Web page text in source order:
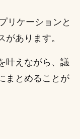
リケーションと
あります。
叶えながら、議
まとめることが